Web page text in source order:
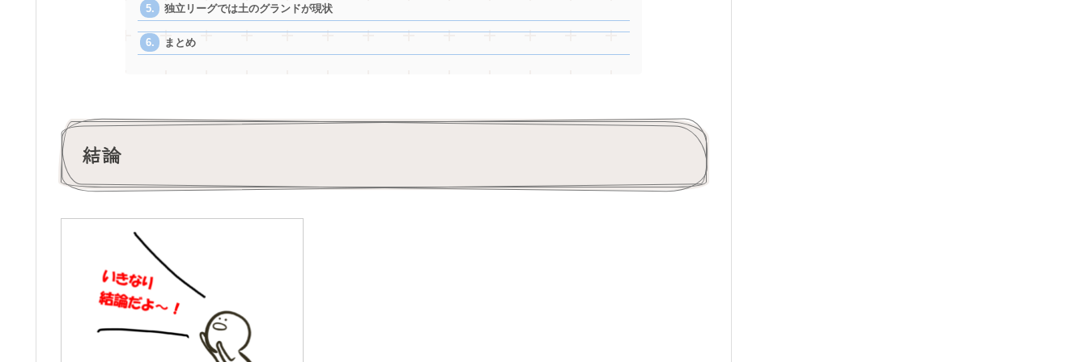
独立リーグでは土のグランドが現状
まとめ
結論